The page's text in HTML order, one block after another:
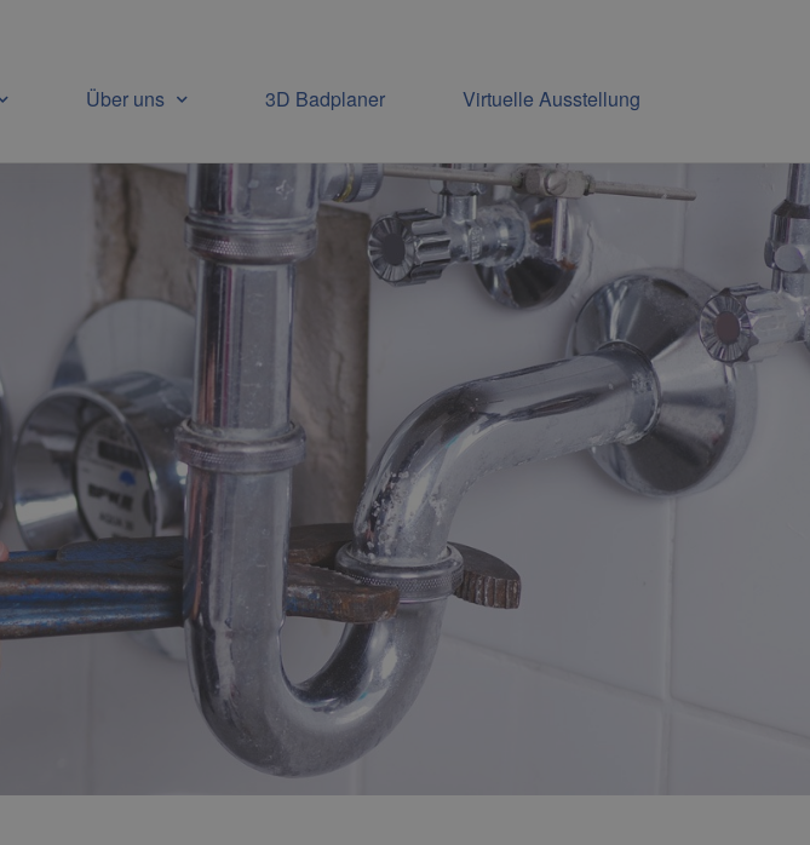
Über uns 3D Badplaner Virtuelle Ausstellung